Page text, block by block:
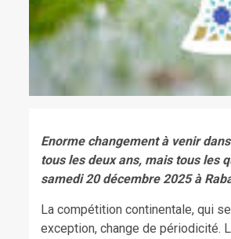
Enorme changement à venir
tous les deux ans, mais tous les
samedi 20 décembre 2025 à
La compétition continentale, qui
exception, change de périodicité.